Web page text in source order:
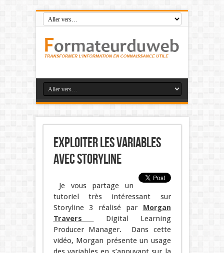
Exploiter les variables
avec Storyline
Je vous partage un
tutoriel très intéressant sur
Storyline 3 réalisé par Morgan
Travers
Digital Learning
Producer Manager. Dans cette
vidéo, Morgan présente un usage